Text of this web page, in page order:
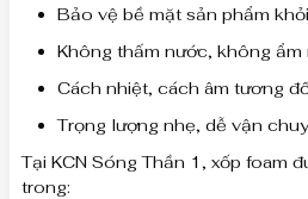
Bảo vệ bề mặt sản phẩm
Không thấm nước, không ẩm
Cách nhiệt, cách âm tương
Trọng lượng nhẹ, dễ vận
Tại KCN Sóng Thần 1, xốp foam
trong: